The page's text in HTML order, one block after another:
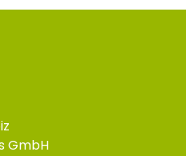
GmbH